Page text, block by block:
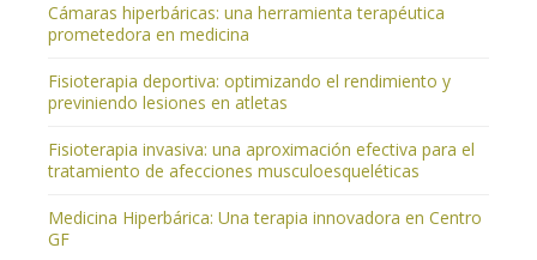
Cámaras hiperbáricas: una herramienta terapéutica
prometedora en medicina
Fisioterapia deportiva: optimizando el rendimiento y
previniendo lesiones en atletas
Fisioterapia invasiva: una aproximación efectiva para el
tratamiento de afecciones musculoesqueléticas
Medicina Hiperbárica: Una terapia innovadora en Centro
GF